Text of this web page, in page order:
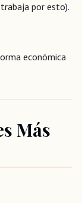
por esto).
económica
Más